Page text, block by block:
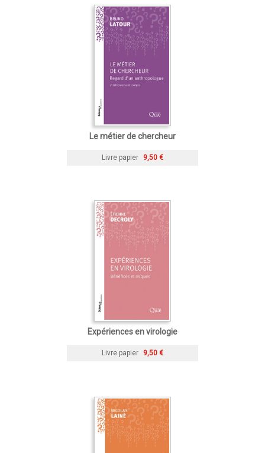
Le métier de chercheur
Livre papier 9,50 €
Expériences en virologie
Livre papier 9,50 €